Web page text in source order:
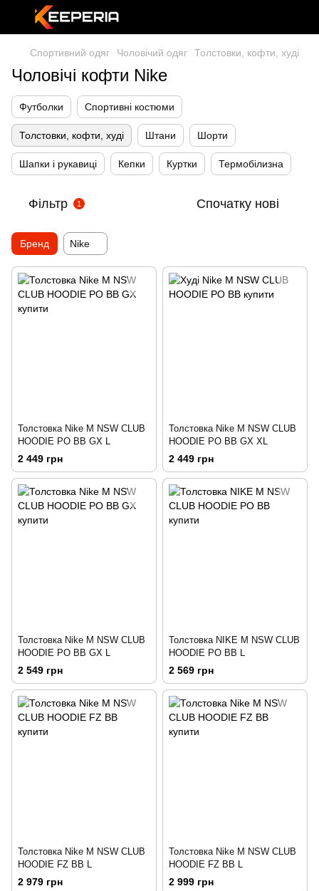
Спортивний одяг Чоловічий одяг Толстовки, кофти, худі
Чоловічі кофти Nike
Футболки Спортивні костюми
Толстовки, кофти, худі Штани Шорти
Шапки і рукавиці Кепки Куртки Термобілизна
Фільтр 1 Спочатку нові
Бренд Nike
Толстовка Nike M NSW CLUB
HOODIE PO BB GX L
2 449 грн
Толстовка Nike M NSW CLUB
HOODIE PO BB GX XL
2 449 грн
Толстовка Nike M NSW CLUB
HOODIE PO BB GX L
2 549 грн
Толстовка NIKE M NSW CLUB
HOODIE PO BB L
2 569 грн
Толстовка Nike M NSW CLUB
HOODIE FZ BB L
2 979 грн
Толстовка Nike M NSW CLUB
HOODIE FZ BB L
2 999 грн